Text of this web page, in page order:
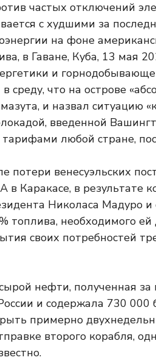
и
что на острове
и назвал ситуацию
введенной
любой стране,
потери венесуэльских
Каракасе, в результате
Николаса Мадуро
топлива, необходимого
своих потребностей
нефти, полученная
и содержала 730
примерно
второго корабля,